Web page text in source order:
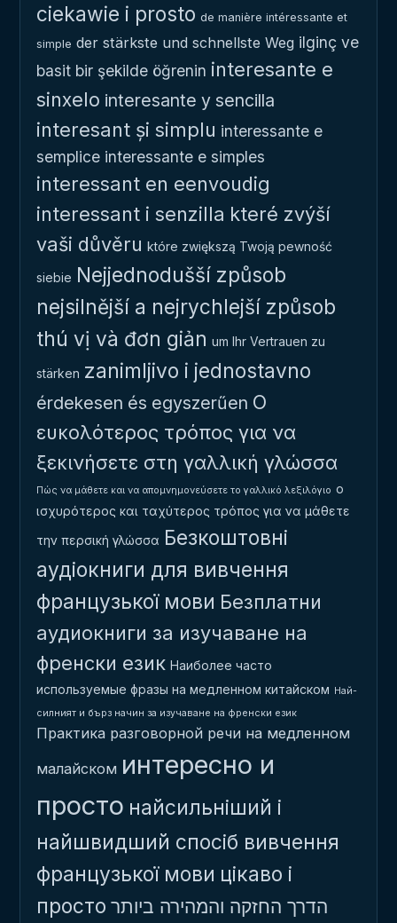
ciekawie i prosto de manière intéressante et
simple der stärkste und schnellste Weg ilginç ve
basit bir şekilde öğrenin interesante e
sinxelo interesante y sencilla
interesant și simplu interessante e
semplice interessante e simples
interessant en eenvoudig
interessant i senzilla které zvýší
vaši důvěru które zwiększą Twoją pewność
siebie Nejjednodušší způsob
nejsilnější a nejrychlejší způsob
thú vị và đơn giản um Ihr Vertrauen zu
stärken zanimljivo i jednostavno
érdekesen és egyszerűen Ο
ευκολότερος τρόπος για να
ξεκινήσετε στη γαλλική γλώσσα
Πώς να μάθετε και να απομνημονεύσετε το γαλλικό λεξιλόγιο ο
ισχυρότερος και ταχύτερος τρόπος για να μάθετε
την περσική γλώσσα Безкоштовні
аудіокниги для вивчення
французької мови Безплатни
аудиокниги за изучаване на
френски език Наиболее часто
используемые фразы на медленном китайском Най-
силният и бърз начин за изучаване на френски език
Практика разговорной речи на медленном
малайском интересно и
просто найсильніший і
найшвидший спосіб вивчення
французької мови цікаво і
просто הדרך החזקה והמהירה ביותר